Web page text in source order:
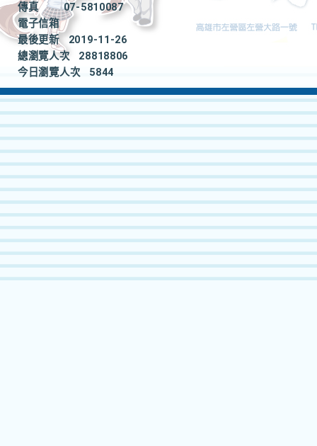
傳真
07-5810087
電子信箱
最後更新
2019-11-26
總瀏覽人次
28818806
今日瀏覽人次
5844